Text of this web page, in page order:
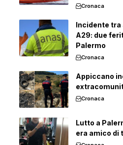
Cronaca
Incidente tra
A29: due
Palermo
Cronaca
Appiccano
Cronaca
Lutto a
era amico di